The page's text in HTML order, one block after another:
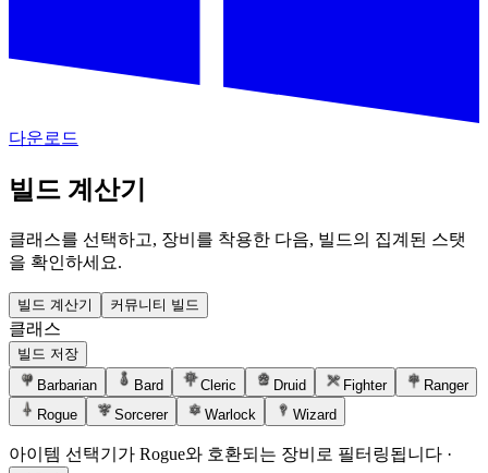
다운로드
빌드 계산기
클래스를 선택하고, 장비를 착용한 다음, 빌드의 집계된 스탯
을 확인하세요.
빌드 계산기 커뮤니티 빌드
클래스
빌드 저장
Barbarian
Bard Cleric Druid Fighter
Ranger
Rogue
Sorcerer Warlock Wizard
아이템 선택기가 Rogue와 호환되는 장비로 필터링됩니다 ·